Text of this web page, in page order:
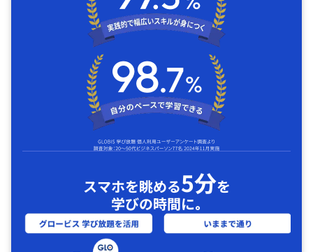
スマホを眺める5分を
学びの時間に｡